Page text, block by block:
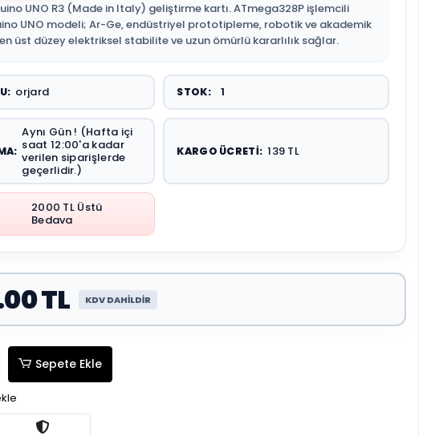
UNO R3 (Made in Italy) geliştirme kartı. ATmega328P işlemcili
UNO modeli; Ar-Ge, endüstriyel prototipleme, robotik ve akademik
üst düzey elektriksel stabilite ve uzun ömürlü kararlılık sağlar.
orjard STOK: 1
Aynı Gün ! (Hafta içi
saat 12:00'a kadar
verilen siparişlerde
geçerlidir.)
KARGO ÜCRETI: 139 TL
2000 TL Üstü
Bedava
TL KDV DAHİLDİR
Sepete Ekle